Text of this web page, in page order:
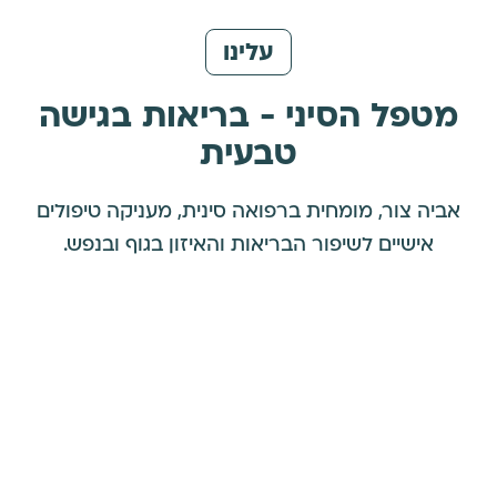
עלינו
מטפל הסיני - בריאות בגישה
טבעית
אביה צור, מומחית ברפואה סינית, מעניקה טיפולים
אישיים לשיפור הבריאות והאיזון בגוף ובנפש.